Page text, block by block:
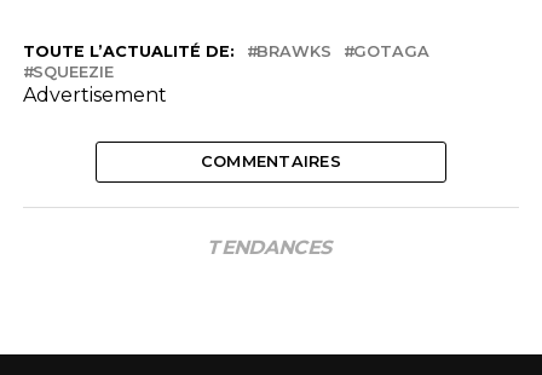
TOUTE L’ACTUALITÉ DE: BRAWKS
GOTAGA
SQUEEZIE
Advertisement
COMMENTAIRES
TENDANCES